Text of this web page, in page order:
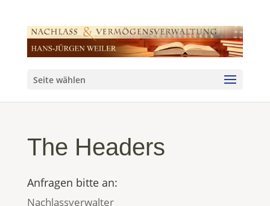
Seite wählen
The Headers
Anfragen bitte an:
Nachlassverwalter